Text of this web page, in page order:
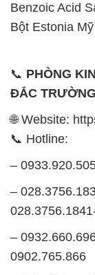
Benzoic Acid
Bột Estonia
📞 PHÒNG
ĐẮC
🌐 Website:
📞 Hotline:
–
–
–
0902.765.866